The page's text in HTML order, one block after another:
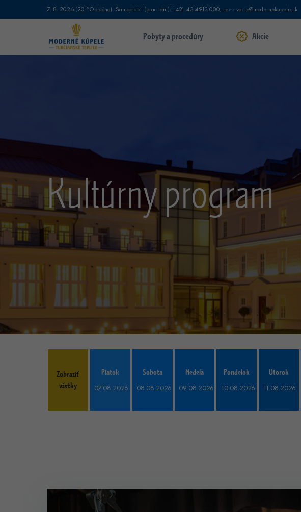
7. 8. 2026 (20 °Oblačno) Samoplatci (prac. dni): +421 43 4913 000, rezervacie@modernekupele.sk
Pobyty a procedúry Akcie
Kultúrny program
Zobraziť
všetky
Piatok
07.08.2026
Sobota
08.08.2026
Nedeľa
09.08.2026
Pondelok
10.08.2026
Utorok
11.08.2026